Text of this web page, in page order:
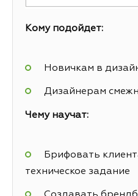
Кому подойдет:
Новичкам в
Дизайнерам
Чему научат:
Брифовать
техническое задание